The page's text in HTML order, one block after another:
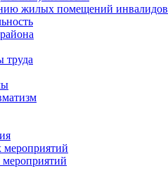
жилых помещений инвалидов
труда